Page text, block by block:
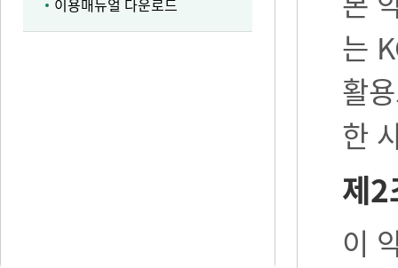
이용매뉴얼 다운로드
는
활
한
제2
이